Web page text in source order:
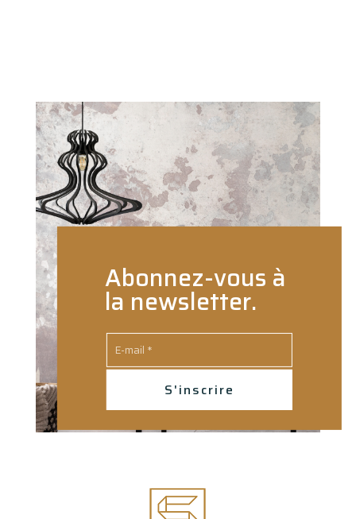
Abonnez-vous à
la newsletter.
S'inscrire